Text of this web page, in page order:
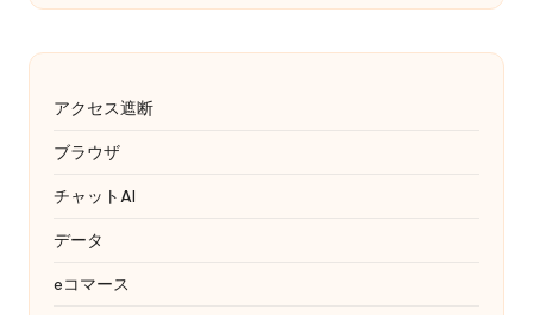
アクセス遮断
ブラウザ
チャットAI
データ
eコマース